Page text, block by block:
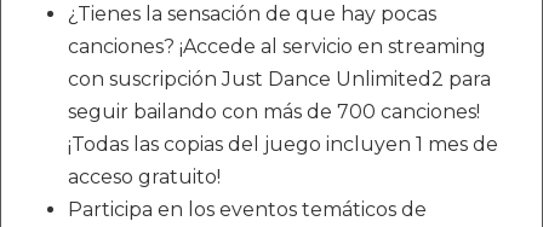
¿Tienes la sensación de que hay pocas
canciones? ¡Accede al servicio en streaming
con suscripción Just Dance Unlimited2 para
seguir bailando con más de 700 canciones!
¡Todas las copias del juego incluyen 1 mes de
acceso gratuito!
Participa en los eventos temáticos de